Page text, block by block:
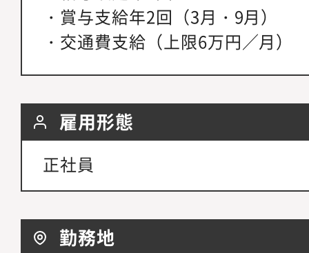
・賞与支給年2回（3月・9月）
・交通費支給（上限6万円／月）
雇用形態
正社員
勤務地